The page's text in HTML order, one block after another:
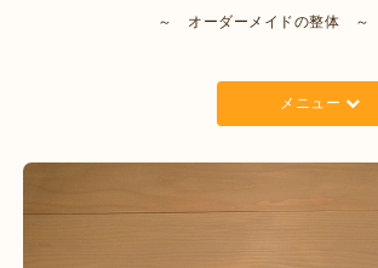
～ オーダーメイドの整体 ～
メニュー